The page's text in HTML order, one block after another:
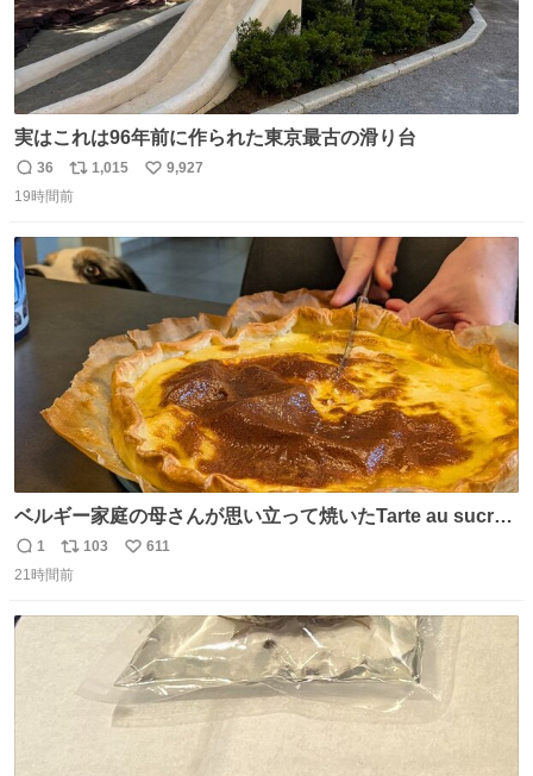
実はこれは96年前に作られた東京最古の滑り台
返
信
36
リ
ポ
ト
数
1,015
い
数
9,927
19時間前
ベルギー家庭の母さんが思い立って焼いたTarte au sucre
は「砂糖のケーキ」。パイ生地に砂糖をたっぷり振りか
け、クリームと卵の液を注いで焼くだけ。溶けた砂糖はね
ギーのだよ」というこれ、素朴な焼菓子に見えてナポレオ
ン戦争の歴史があった。
返
信
1
リ
ポ
103
い
数
611
21時間前